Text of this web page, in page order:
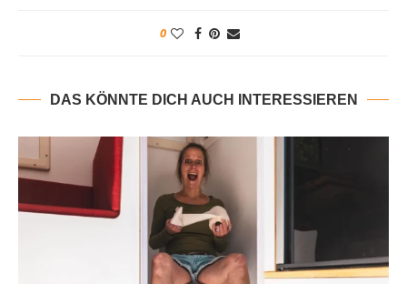
0
DAS KÖNNTE DICH AUCH INTERESSIEREN